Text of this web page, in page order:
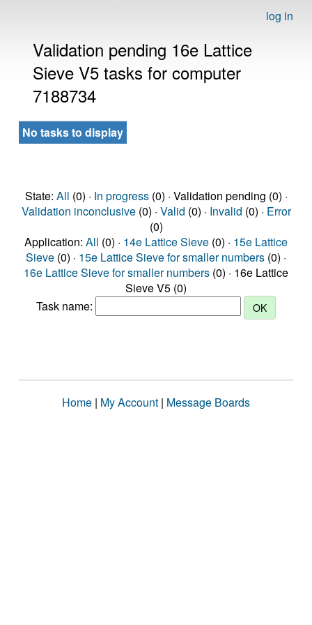
log in
Validation pending 16e Lattice
Sieve V5 tasks for computer
7188734
No tasks to display
State: All (0) · In progress(0) · Validation pending (0) ·
Validation inconclusive(0) · Valid (0) · Invalid (0) · Error
(0)
Application: All (0) · 14e Lattice Sieve (0) · 15e Lattice
Sieve (0) · 15e Lattice Sieve for smaller numbers (0) ·
16e Lattice Sieve for smaller numbers (0) · 16e Lattice
Sieve V5 (0)
Task name:
Home | My Account | Message Boards